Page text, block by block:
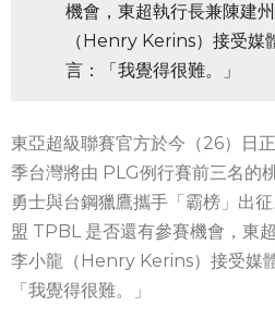
機會，東超執行長兼陳建
（Henry Kerins）接受媒
言：「我覺得很難。」
東亞超級聯賽官方於今（26）日
季台灣將由 PLG例行賽前三名的
勇士與台鋼獵鷹攜手「霸榜」出
盟 TPBL 是否還有參賽機會，東
李小龍（Henry Kerins）接受媒
「我覺得很難。」